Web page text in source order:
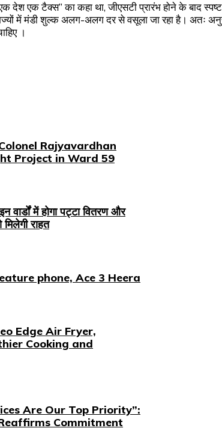
देश एक टैक्स” का कहा था, जीएसटी प्रारंभ होने के बाद
में मंडी शुल्क अलग-अलग दर से वसूला जा रहा है। अतः
।
Rajyavardhan
Project in Ward 59
वार्डों में होगा पट्टा वितरण और
मिलेगी राहत
phone, Ace 3 Heera
Edge Air Fryer,
Cooking and
Are Our Top Priority”:
Commitment